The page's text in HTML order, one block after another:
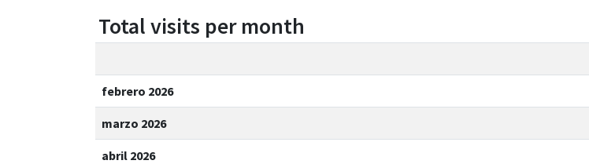
Total visits per month
febrero 2026
marzo 2026
abril 2026